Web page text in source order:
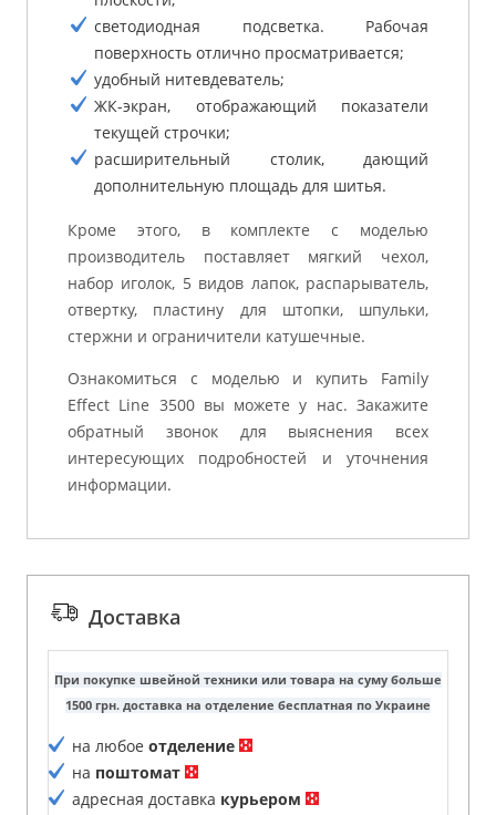
светодиодная подсветка. Рабочая
поверхность отлично просматривается;
удобный нитевдеватель;
ЖК-экран, отображающий показатели
текущей строчки;
расширительный столик, дающий
дополнительную площадь для шитья.
Кроме этого, в комплекте с моделью
производитель поставляет мягкий чехол,
набор иголок, 5 видов лапок, распарыватель,
отвертку, пластину для штопки, шпульки,
стержни и ограничители катушечные.
Ознакомиться с моделью и купить Family
Effect Line 3500 вы можете у нас. Закажите
обратный звонок для выяснения всех
интересующих подробностей и уточнения
информации.
Доставка
При покупке швейной техники или товара на суму больше
1500 грн. доставка на отделение бесплатная по Украине
на любое отделение
на поштомат
адресная доставка курьером